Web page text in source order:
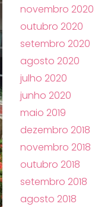
novembro 2020
outubro 2020
setembro 2020
agosto 2020
julho 2020
junho 2020
maio 2019
dezembro 2018
novembro 2018
outubro 2018
setembro 2018
agosto 2018